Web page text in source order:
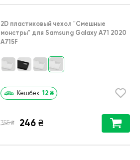
2D пластиковый чехол "Cмешные
монстры" для Samsung Galaxy A71 2020
A715F
Кешбек 12 ₴
355 ₴ 246 ₴